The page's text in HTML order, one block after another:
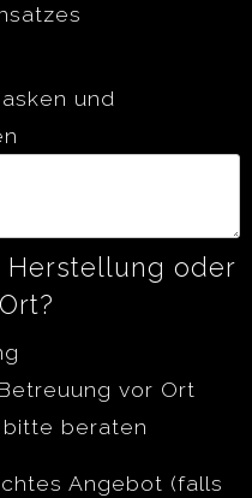
und
Herstellung oder
vor Ort
beraten
Angebot (falls